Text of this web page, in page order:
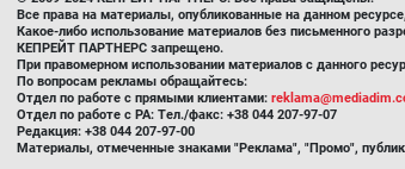
Все права на материалы, опубликованные на данном
Какое-либо использование материалов без письменного
КЕПРЕЙТ ПАРТНЕРС запрещено.
При правомерном использовании материалов с данного
По вопросам рекламы обращайтесь:
Отдел по работе с прямыми клиентами:
Отдел по работе с РА: Тел./факс: +38 044 207-97-07
Редакция: +38 044 207-97-00
Материалы, отмеченные знаками "Реклама", "Промо",